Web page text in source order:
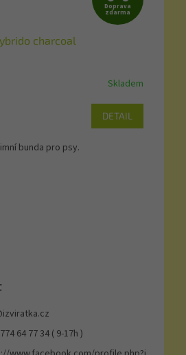
D
R
M
A
Doprava
zdarma
charcoal
Skladem
DETAIL
bunda pro psy.
izviratka.cz
64 77 34 ( 9-17h )